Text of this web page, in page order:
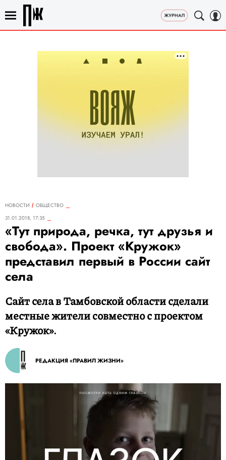
НОВОСТИ
ОБЩЕСТВО
31.01.2018, 17:35
«Тут природа, речка, тут друзья и
свобода». Проект «Кружок»
представил первый в России сайт
села
Сайт села в Тамбовской области сделали
местные жители cовместно с проектом
«Кружок».
РЕДАКЦИЯ «ПРАВИЛ ЖИЗНИ»